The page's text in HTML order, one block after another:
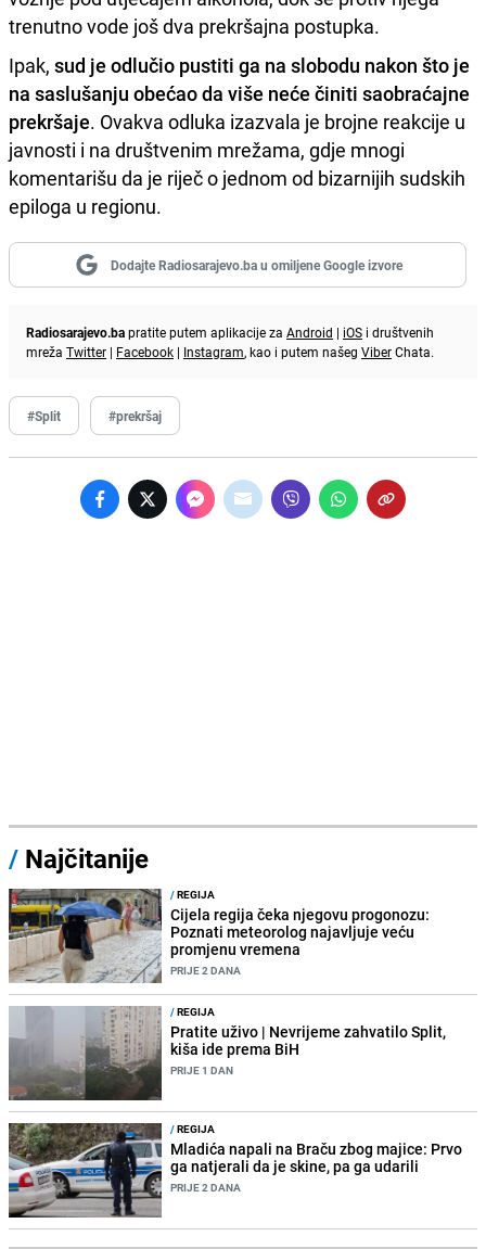
trenutno vode još dva prekršajna postupka.
Ipak, sud je odlučio pustiti ga na slobodu nakon što je
na saslušanju obećao da više neće činiti saobraćajne
prekršaje. Ovakva odluka izazvala je brojne reakcije u
javnosti i na društvenim mrežama, gdje mnogi
komentarišu da je riječ o jednom od bizarnijih sudskih
epiloga u regionu.
Dodajte Radiosarajevo.ba u omiljene Google izvore
Radiosarajevo.bapratite putem aplikacije za Android | iOS i društvenih
mreža Twitter | Facebook | Instagram, kao i putem našeg ViberChata.
#Split #prekršaj
/ Najčitanije
/REGIJA
Cijela regija čeka njegovu progonozu:
Poznati meteorolog najavljuje veću
promjenu vremena
PRIJE 2 DANA
/REGIJA
Pratite uživo | Nevrijeme zahvatilo Split,
kiša ide prema BiH
PRIJE 1 DAN
/REGIJA
Mladića napali na Braču zbog majice: Prvo
ga natjerali da je skine, pa ga udarili
PRIJE 2 DANA